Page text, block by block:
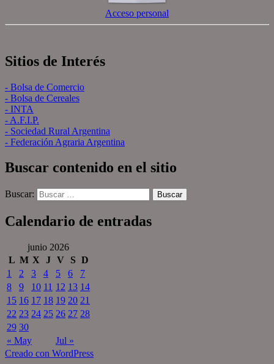
Acceso personal
Sitios de Interés
- Bolsa de Comercio
- Bolsa de Cereales
- INTA
- A.F.I.P.
- Sociedad Rural Argentina
- Federación Agraria Argentina
Buscar contenido en el sitio
Buscar:
Calendario de entradas
junio 2026
L M X J V S D
« May Jul »
1 2 3 4 5 6
7
8
9 10 11 12 13 14
15 16 17 18 19 20 21
22 23 24 25 26 27 28
29 30
Creado con WordPress